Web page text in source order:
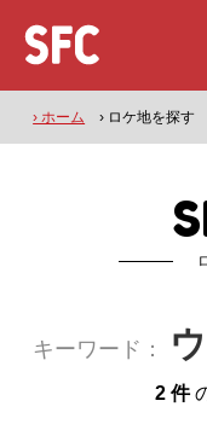
› ホーム › ロケ地を探す
キーワード：
2 件